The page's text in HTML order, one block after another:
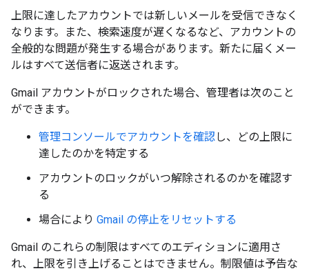
上限に達したアカウントでは新しいメールを受信できなく
なります。また、検索速度が遅くなるなど、アカウントの
全般的な問題が発生する場合があります。新たに届くメー
ルはすべて送信者に返送されます。
Gmail アカウントがロックされた場合、管理者は次のこと
ができます。
管理コンソールでアカウントを確認し、どの上限に
達したのかを特定する
アカウントのロックがいつ解除されるのかを確認す
る
場合により Gmail の停止をリセットする
Gmail のこれらの制限はすべてのエディションに適用さ
れ、上限を引き上げることはできません。制限値は予告な